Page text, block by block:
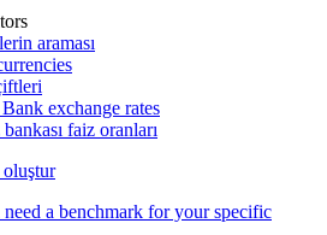
araması
exchange rates
faiz oranları
a benchmark for your specific